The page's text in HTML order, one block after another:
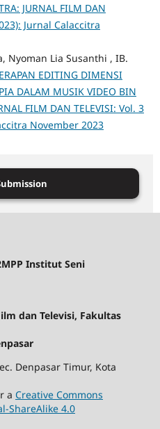
JURNAL FILM DAN
Jurnal Calaccitra
Nyoman Lia Susanthi , IB.
EDITING DIMENSI
DALAM MUSIK VIDEO BIN
FILM DAN TELEVISI: Vol. 3
November 2023
Institut Seni
dan Televisi, Fakultas
Denpasar Timur, Kota
a Creative Commons
ShareAlike 4.0